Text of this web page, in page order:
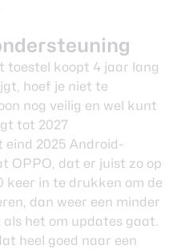
toestel koopt 4 jaar lang
hoef je niet te
nog veilig en wel kunt
tot 2027
eind 2025 Android-
OPPO, dat er juist zo op
keer in te drukken om de
dan weer een minder
het om updates gaat.
heel goed naar een